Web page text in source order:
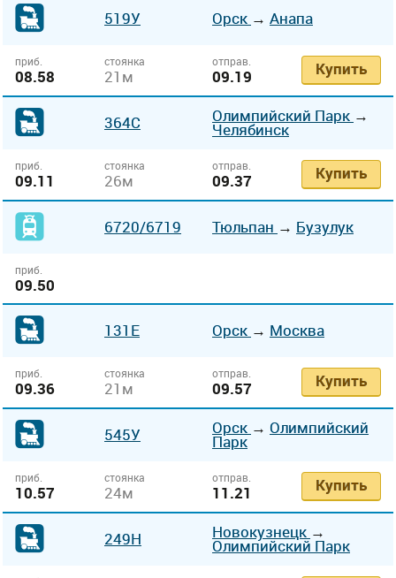
519У Орск → Анапа
приб.
08.58
стоянка
21м
отправ.
09.19 Купить
364С Олимпийский Парк →
Челябинск
приб.
09.11
стоянка
26м
отправ.
09.37 Купить
6720/6719 Тюльпан → Бузулук
приб.
09.50
131Е Орск → Москва
приб.
09.36
стоянка
21м
отправ.
09.57 Купить
545У Орск → Олимпийский
Парк
приб.
10.57
стоянка
24м
отправ.
11.21 Купить
249Н Новокузнецк →
Олимпийский Парк